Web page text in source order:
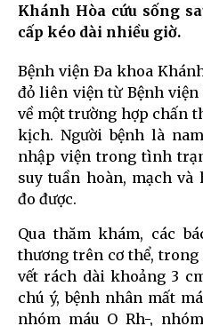
Khánh Hòa cứu sống
cấp kéo dài nhiều giờ.
Bệnh viện Đa khoa
đỏ liên viện từ Bệnh
về một trường hợp chấn
kịch. Người bệnh là
nhập viện trong tình
suy tuần hoàn, mạch
đo được.
Qua thăm khám, các
thương trên cơ thể,
vết rách dài khoảng 3
chú ý, bệnh nhân mất
nhóm máu O Rh-,